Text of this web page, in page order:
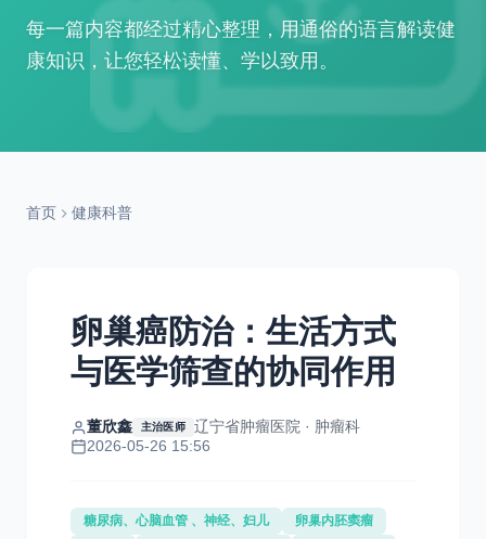
每一篇内容都经过精心整理，用通俗的语言解读健
康知识，让您轻松读懂、学以致用。
首页 健康科普
卵巢癌防治：生活方式
与医学筛查的协同作用
董欣鑫 主治医师
辽宁省肿瘤医院 · 肿瘤科
2026-05-26 15:56
糖尿病、心脑血管 、神经、妇儿
卵巢内胚窦瘤